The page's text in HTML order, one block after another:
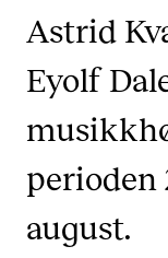
Prosjekter
Publikasjoner
Utveksling
Astrid
Eyolf
perioden
august.